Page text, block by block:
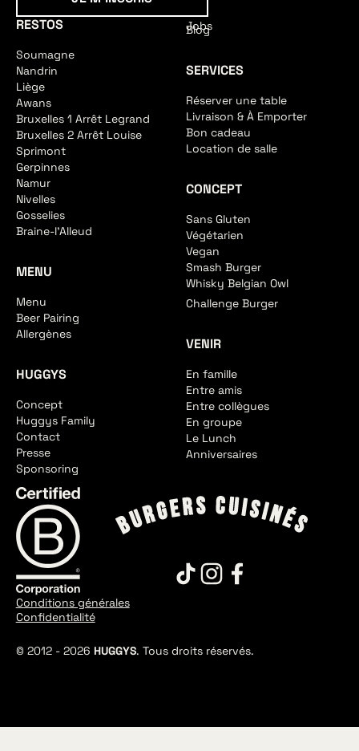
RESTOS
Soumagne
Nandrin
Liège
Awans
Bruxelles 1 Arrêt Legrand
Bruxelles 2 Arrêt Louise
Sprimont
Gerpinnes
Namur
Nivelles
Gosselies
Braine-l'Alleud
MENU
Menu
Beer Pairing
Allergènes
HUGGYS
Concept
Huggys Family
Contact
Presse
Sponsoring
Jobs
Blog
SERVICES
Réserver une table
Livraison & À Emporter
Bon cadeau
Location de salle
CONCEPT
Sans Gluten
Végétarien
Vegan
Smash Burger
Whisky Belgian Owl
Challenge Burger
VENIR
En famille
Entre amis
Entre collègues
En groupe
Le Lunch
Anniversaires
© 2012 - 2026 HUGGYS. Tous droits réservés.
Conditions générales
Confidentialité